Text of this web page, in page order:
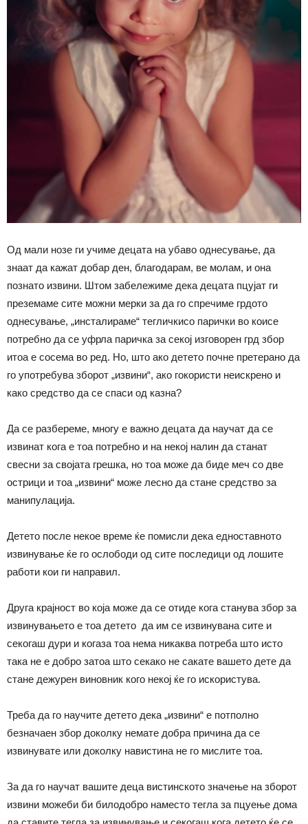
Од мали нозе ги учиме децата на убаво однесување, да
знаат да кажат добар ден, благодарам, ве молам, и она
познато извини. Штом забележиме дека децата пцујат ги
преземаме сите можни мерки за да го спречиме грдото
однесување, „инсталираме“ тегличкисо парички во коисе
потребно да се уфрла паричка за секој изговорен грд збор
итоа е сосема во ред. Но, што ако детето почне претерано да
го употребува зборот „извини“, ако гокористи неискрено и
како средство да се спаси од казна?
Да се разбереме, многу е важно децата да научат да се
извинат кога е тоа потребно и на некој налин да станат
свесни за својата грешка, но тоа може да биде меч со две
острици и тоа „извини“ може лесно да стане средство за
манипулација.
Детето после некое време ќе помисли дека едноставното
извинување ќе го ослободи од сите последици од лошите
работи кои ги направил.
Друга крајност во која може да се отиде кога станува збор за
извинувањето е тоа детето да им се извинувана сите и
секогаш дури и когаза тоа нема никаква потреба што исто
така не е добро затоа што секако не сакате вашето дете да
стане дежурен виновник кого некој ќе го искористува.
Треба да го научите детето дека „извини“ е потполно
безначаен збор доколку немате добра причина да се
извинувате или доколку навистина не го мислите тоа.
За да го научат вашите деца вистинското значење на зборот
извини можеби би билодобро наместо тегла за пцуење дома